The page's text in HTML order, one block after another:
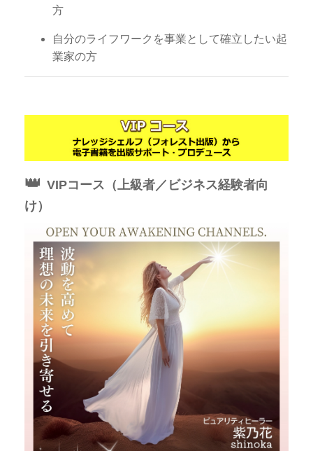
方
自分のライフワークを事業として確立したい起
業家の方
👑 VIPコース（上級者／ビジネス経験者向
け）